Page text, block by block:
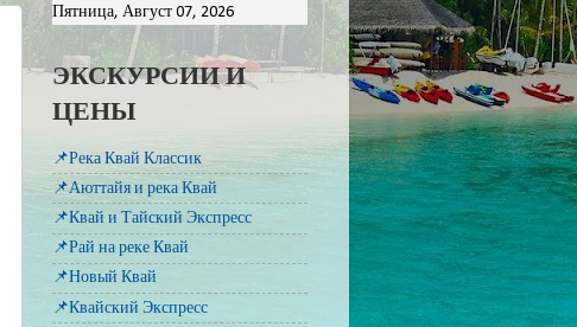
Пятница, Август 07, 2026
ЭКСКУРСИИ И
ЦЕНЫ
📌Река Квай Классик
📌Аюттайя и река Квай
📌Квай и Тайский Экспресс
📌Рай на реке Квай
📌Новый Квай
📌Квайский Экспресс